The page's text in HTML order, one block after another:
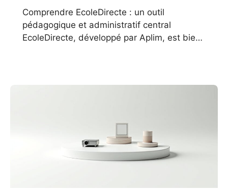
Comprendre EcoleDirecte : un outil
pédagogique et administratif central
EcoleDirecte, développé par Aplim, est bien